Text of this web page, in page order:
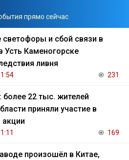
прямо сейчас
и сбой связи в
Усть Каменогорске
ливня
231
более 22 тыс. жителей
приняли участие в
акции
169
произошёл в Китае,